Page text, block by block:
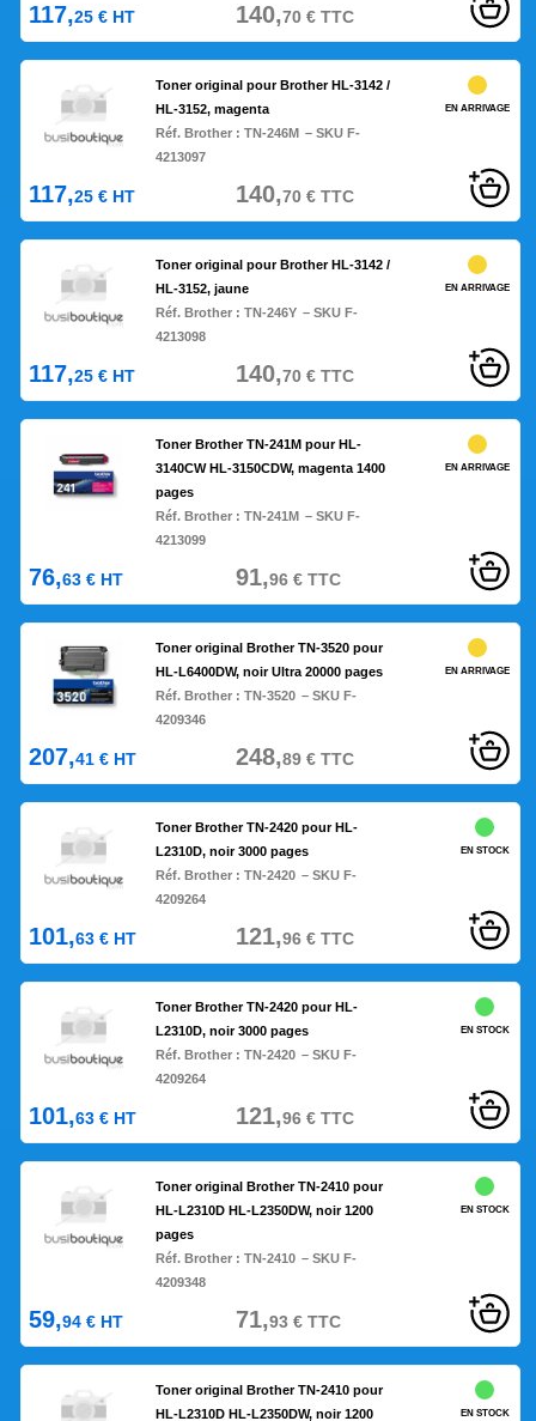
117,25 € HT 140,70€TTC
Toner original pour Brother HL-3142 /
HL-3152, magenta
Réf. Brother :TN-246M – SKU F-
4213097
EN ARRIVAGE
117,25 € HT 140,70€TTC
Toner original pour Brother HL-3142 /
HL-3152, jaune
Réf. Brother :TN-246Y – SKU F-
4213098
EN ARRIVAGE
117,25 € HT 140,70€TTC
Toner Brother TN-241M pour HL-
3140CW HL-3150CDW, magenta 1400
pages
Réf. Brother :TN-241M – SKU F-
4213099
EN ARRIVAGE
76,63 € HT 91,96€TTC
Toner original Brother TN-3520 pour
HL-L6400DW, noir Ultra 20000 pages
Réf. Brother :TN-3520 – SKU F-
4209346
EN ARRIVAGE
207,41 € HT 248,89€TTC
Toner Brother TN-2420 pour HL-
L2310D, noir 3000 pages
Réf. Brother :TN-2420 – SKU F-
4209264
EN STOCK
101,63 € HT 121,96€TTC
Toner Brother TN-2420 pour HL-
L2310D, noir 3000 pages
Réf. Brother :TN-2420 – SKU F-
4209264
EN STOCK
101,63 € HT 121,96€TTC
Toner original Brother TN-2410 pour
HL-L2310D HL-L2350DW, noir 1200
pages
Réf. Brother :TN-2410 – SKU F-
4209348
EN STOCK
59,94 € HT 71,93€TTC
Toner original Brother TN-2410 pour
HL-L2310D HL-L2350DW, noir 1200
EN STOCK